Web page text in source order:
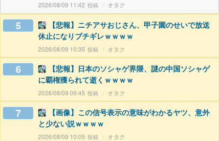
2026/08/09 11:42 オタク
5
【悲報】ニチアサおじさん、甲子園のせいで放送
休止になりブチギレｗｗｗｗ
2026/08/09 10:35 オタク
6
【悲報】日本のソシャゲ界隈、謎の中国ソシャゲ
に覇権獲られて逝くｗｗｗｗ
2026/08/09 09:45 オタク
7
【画像】この信号表示の意味がわかるヤツ、意外
と少ない説ｗｗｗｗ
2026/08/09 10:05 オタク